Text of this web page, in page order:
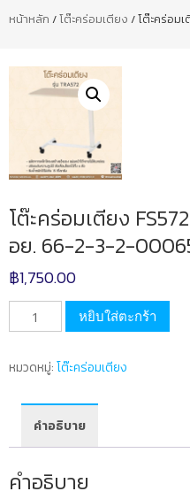
หน้าหลัก /โต๊ะคร่อมเตียง / โต๊ะคร่อม
โต๊ะคร่อมเตียง
อย. 66-2-3-2-
฿1,750.00
จำนวน
โต๊ะ
เตียง
FS572
อย.
2-
หยิบใส่ตะกร้า
หมวดหมู่:โต๊ะคร่อมเตียง
คำอธิบาย
คำอธิบาย